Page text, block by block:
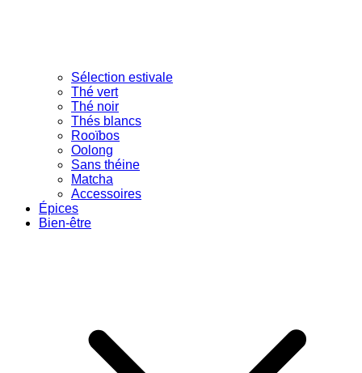
Sélection estivale
Thé vert
Thé noir
Thés blancs
Rooïbos
Oolong
Sans théine
Matcha
Accessoires
Épices
Bien-être